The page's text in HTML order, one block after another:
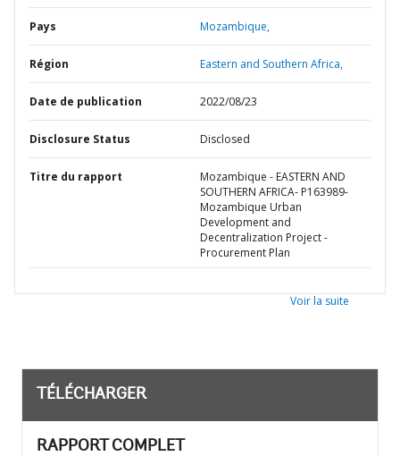
Pays Mozambique,
Région Eastern and Southern Africa,
Date de publication 2022/08/23
Disclosure Status Disclosed
Titre du rapport
Mozambique - EASTERN AND
SOUTHERN AFRICA- P163989-
Mozambique Urban
Development and
Decentralization Project -
Procurement Plan
Voir la suite
TÉLÉCHARGER
RAPPORT COMPLET